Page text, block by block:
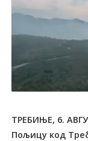
ТРЕБИЊЕ, 6.
Пољицу код